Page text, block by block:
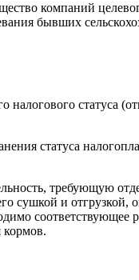
компаний
бывших
статуса
статуса
требующую
сушкой и
соответствующее